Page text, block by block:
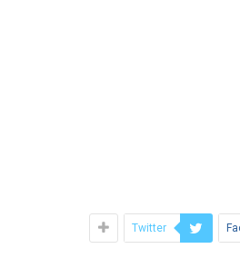
Twitter